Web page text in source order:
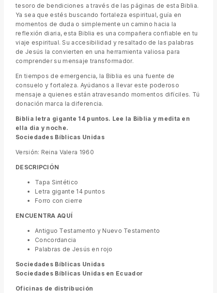
tesoro de bendiciones a través de las páginas de esta Biblia.
Ya sea que estés buscando fortaleza espiritual, guía en
momentos de duda o simplemente un camino hacia la
reflexión diaria, esta Biblia es una compañera confiable en tu
viaje espiritual. Su accesibilidad y resaltado de las palabras
de Jesús la convierten en una herramienta valiosa para
comprender su mensaje transformador.
En tiempos de emergencia, la Biblia es una fuente de
consuelo y fortaleza. Ayúdanos a llevar este poderoso
mensaje a quienes están atravesando momentos difíciles. Tú
donación marca la diferencia.
Biblia letra gigante 14 puntos. Lee la Biblia y medita en
ella dia y noche.
Sociedades Bíblicas Unidas
Versión: Reina Valera 1960
DESCRIPCIÓN
Tapa Sintético
Letra gigante 14 puntos
Forro con cierre
ENCUENTRA AQUÍ
Antiguo Testamento y Nuevo Testamento
Concordancia
Palabras de Jesús en rojo
Sociedades Bíblicas Unidas
Sociedades Bíblicas Unidas en Ecuador
Oficinas de distribución